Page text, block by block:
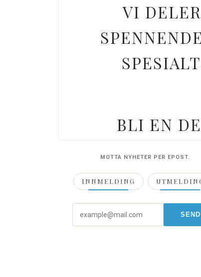
VI
BLI EN
MOTTA NYHETER PER EPOST.
INNMELDING